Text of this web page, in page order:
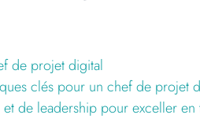
de projet digital
clés pour un chef de projet
de leadership pour exceller